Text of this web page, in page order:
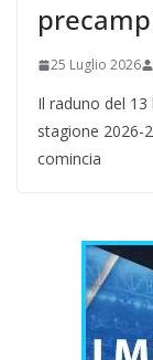
25 Luglio 2026
Il raduno del
stagione 2026-
comincia